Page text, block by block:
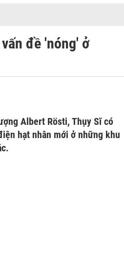
đề 'nóng' ở
Albert Rösti, Thụy Sĩ có
hạt nhân mới ở những khu